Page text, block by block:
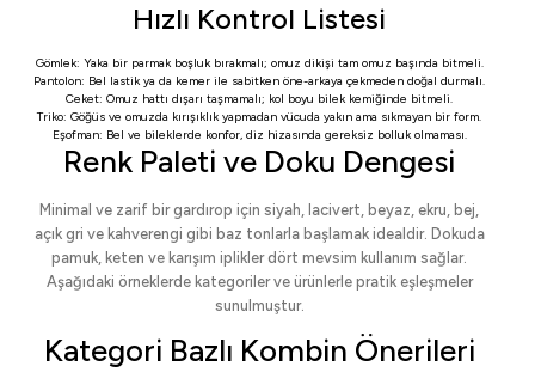
Hızlı Kontrol Listesi
Gömlek: Yaka bir parmak boşluk bırakmalı; omuz dikişi tam omuz başında bitmeli.
Pantolon: Bel lastik ya da kemer ile sabitken öne-arkaya çekmeden doğal durmalı.
Ceket: Omuz hattı dışarı taşmamalı; kol boyu bilek kemiğinde bitmeli.
Triko: Göğüs ve omuzda kırışıklık yapmadan vücuda yakın ama sıkmayan bir form.
Eşofman: Bel ve bileklerde konfor, diz hizasında gereksiz bolluk olmaması.
Renk Paleti ve Doku Dengesi
Minimal ve zarif bir gardırop için siyah, lacivert, beyaz, ekru, bej,
açık gri ve kahverengi gibi baz tonlarla başlamak idealdir. Dokuda
pamuk, keten ve karışım iplikler dört mevsim kullanım sağlar.
Aşağıdaki örneklerde kategoriler ve ürünlerle pratik eşleşmeler
sunulmuştur.
Kategori Bazlı Kombin Önerileri